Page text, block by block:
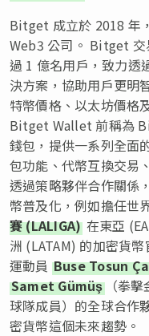
Bitget 成立於 2018 年
Web3 公司。 Bitget 交
過 1 億名用戶，致力透
決方案，協助用戶更明
特幣價格、以太坊價格
Bitget Wallet 前稱為
錢包，提供一系列全面
包功能、代幣互換交易
透過策略夥伴合作關係
幣普及化，例如擔任世
賽 (LALIGA) 在東亞
洲 (LATAM) 的加密貨
運動員 Buse Tosun
Samet Gümüş（拳擊
球隊成員）的全球合作
密貨幣這個未來趨勢。